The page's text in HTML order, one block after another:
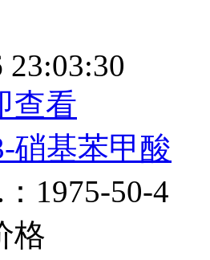
23:03:30
查看
硝基苯甲酸
1975-50-4
格